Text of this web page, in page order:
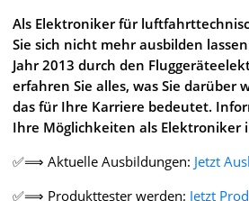
Als Elektroniker für
Sie sich nicht mehr ausbilden
Jahr 2013 durch den
erfahren Sie alles, was Sie darüber
das für Ihre Karriere bedeutet.
Ihre Möglichkeiten als Elektroniker
✅⟹ Aktuelle Ausbildungen: Jetzt
✅⟹ Produkttester werden: Jetzt